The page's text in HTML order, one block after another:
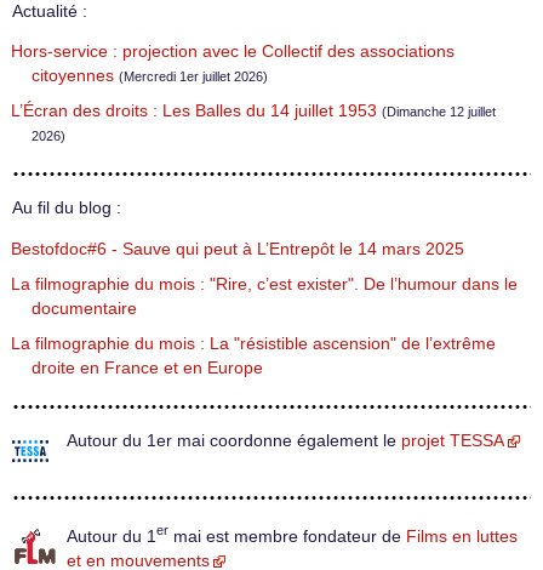
Actualité :
Hors-service : projection avec le Collectif des associations
citoyennes (Mercredi 1er juillet 2026)
L’Écran des droits : Les Balles du 14 juillet 1953 (Dimanche 12 juillet
2026)
Au fil du blog :
Bestofdoc#6 - Sauve qui peut à L’Entrepôt le 14 mars 2025
La filmographie du mois : "Rire, c’est exister". De l’humour dans le
documentaire
La filmographie du mois : La "résistible ascension" de l’extrême
droite en France et en Europe
Autour du 1er mai coordonne également le projet TESSA
Autour du 1 er mai est membre fondateur de Films en luttes
et en mouvements